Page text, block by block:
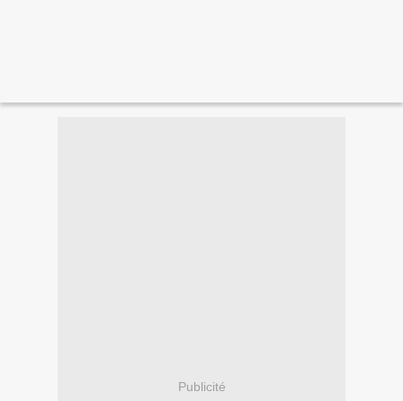
Publicité